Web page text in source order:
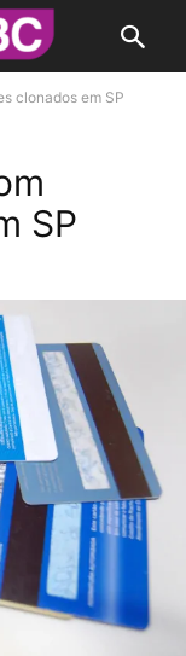
clonados em SP
SP